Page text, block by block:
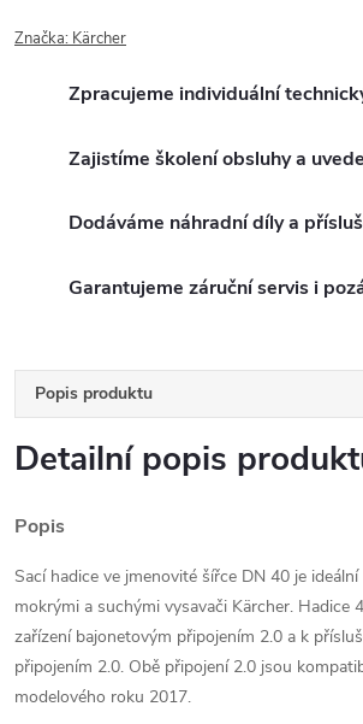
Značka: Kärcher
Zpracujeme individuální
Zajistíme školení obsluhy a
Dodáváme náhradní díly a
Garantujeme záruční servis i
Popis produktu
Detailní popis
Popis
Sací hadice ve jmenovité šířce DN 40 je
mokrými a suchými vysavači Kärcher. Hadice
zařízení bajonetovým připojením 2.0 a k
připojením 2.0. Obě připojení 2.0 jsou
modelového roku 2017.